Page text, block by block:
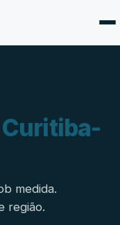
medida.
região.